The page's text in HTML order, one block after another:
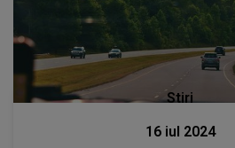
Stiri
16 iul 2024